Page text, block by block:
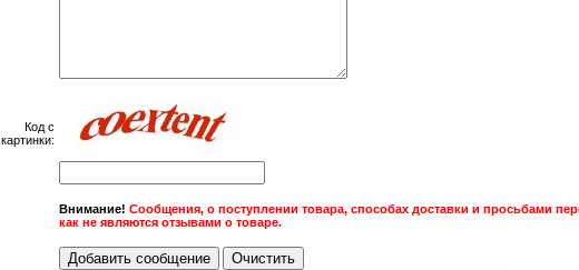
Код с
картинки:
Внимание! Сообщения, о поступлении товара, способах доставки и просьбами
как не являются отзывами о товаре.